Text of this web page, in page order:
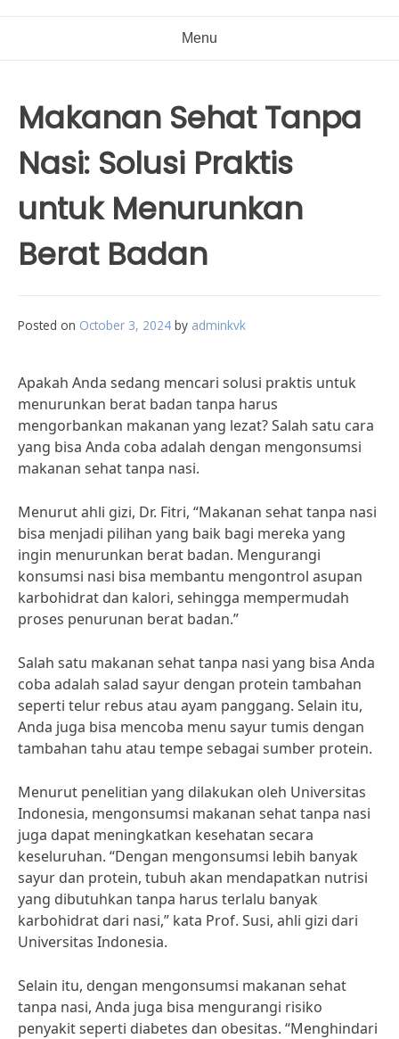
Menu
Makanan Sehat Tanpa
Nasi: Solusi Praktis
untuk Menurunkan
Berat Badan
Posted on October 3, 2024 by adminkvk
Apakah Anda sedang mencari solusi praktis untuk
menurunkan berat badan tanpa harus
mengorbankan makanan yang lezat? Salah satu cara
yang bisa Anda coba adalah dengan mengonsumsi
makanan sehat tanpa nasi.
Menurut ahli gizi, Dr. Fitri, “Makanan sehat tanpa nasi
bisa menjadi pilihan yang baik bagi mereka yang
ingin menurunkan berat badan. Mengurangi
konsumsi nasi bisa membantu mengontrol asupan
karbohidrat dan kalori, sehingga mempermudah
proses penurunan berat badan.”
Salah satu makanan sehat tanpa nasi yang bisa Anda
coba adalah salad sayur dengan protein tambahan
seperti telur rebus atau ayam panggang. Selain itu,
Anda juga bisa mencoba menu sayur tumis dengan
tambahan tahu atau tempe sebagai sumber protein.
Menurut penelitian yang dilakukan oleh Universitas
Indonesia, mengonsumsi makanan sehat tanpa nasi
juga dapat meningkatkan kesehatan secara
keseluruhan. “Dengan mengonsumsi lebih banyak
sayur dan protein, tubuh akan mendapatkan nutrisi
yang dibutuhkan tanpa harus terlalu banyak
karbohidrat dari nasi,” kata Prof. Susi, ahli gizi dari
Universitas Indonesia.
Selain itu, dengan mengonsumsi makanan sehat
tanpa nasi, Anda juga bisa mengurangi risiko
penyakit seperti diabetes dan obesitas. “Menghindari